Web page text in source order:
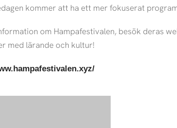
kommer att ha ett mer fokuserat
om Hampafestivalen, besök deras
med lärande och kultur!